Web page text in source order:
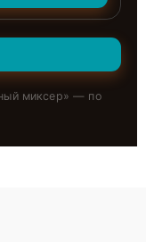
миксер» — по